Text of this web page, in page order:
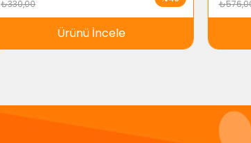
₺330,00
Ürünü İncele